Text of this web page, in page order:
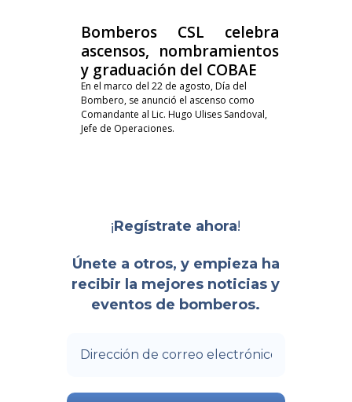
Bomberos CSL celebra
ascensos, nombramientos
y graduación del COBAE
En el marco del 22 de agosto, Día del
Bombero, se anunció el ascenso como
Comandante al Lic. Hugo Ulises Sandoval,
Jefe de Operaciones.
¡Regístrate ahora!
Únete a otros, y empieza ha
recibir la mejores noticias y
eventos de bomberos.